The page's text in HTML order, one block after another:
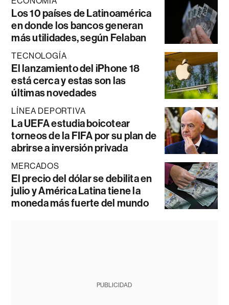
Los 10 países de Latinoamérica
en donde los bancos generan
más utilidades, según Felaban
TECNOLOGÍA
El lanzamiento del iPhone 18
está cerca y estas son las
últimas novedades
LÍNEA DEPORTIVA
La UEFA estudia boicotear
torneos de la FIFA por su plan de
abrirse a inversión privada
MERCADOS
El precio del dólar se debilita en
julio y América Latina tiene la
moneda más fuerte del mundo
PUBLICIDAD